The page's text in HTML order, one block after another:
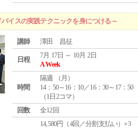
イスの実践テクニックを身につける～
講師 澤田 昌征
日程
7月 17日 ～ 10月 2日
A Week
時間
隔週 （ 月 ）
14：50～16：10／16：30～17：50
（1日2コマ）
回数
全12回
14,580円（4回／分割支払い）×3